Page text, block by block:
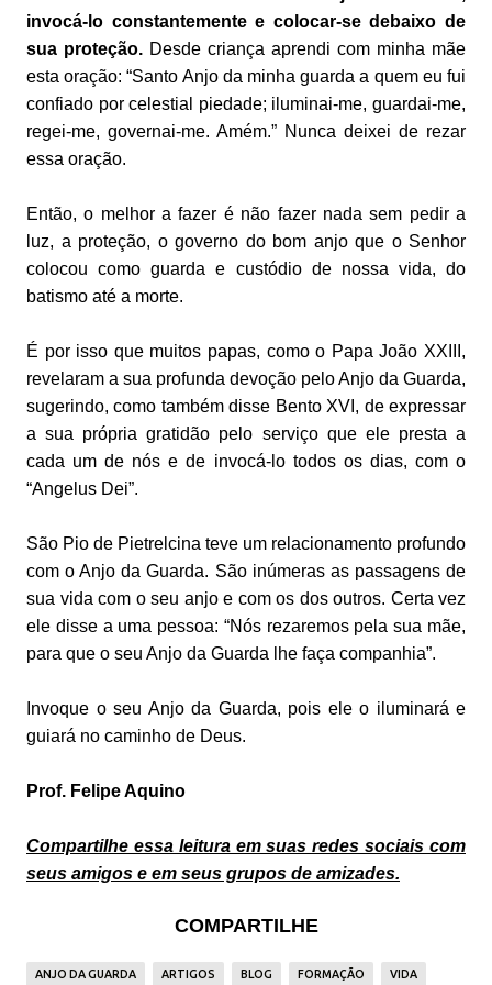
invocá-lo constantemente e colocar-se debaixo de
sua proteção. Desde criança aprendi com minha mãe
esta oração: “Santo Anjo da minha guarda a quem eu fui
confiado por celestial piedade; iluminai-me, guardai-me,
regei-me, governai-me. Amém.” Nunca deixei de rezar
essa oração.
Então, o melhor a fazer é não fazer nada sem pedir a
luz, a proteção, o governo do bom anjo que o Senhor
colocou como guarda e custódio de nossa vida, do
batismo até a morte.
É por isso que muitos papas, como o Papa João XXIII,
revelaram a sua profunda devoção pelo Anjo da Guarda,
sugerindo, como também disse Bento XVI, de expressar
a sua própria gratidão pelo serviço que ele presta a
cada um de nós e de invocá-lo todos os dias, com o
“Angelus Dei”.
São Pio de Pietrelcina teve um relacionamento profundo
com o Anjo da Guarda. São inúmeras as passagens de
sua vida com o seu anjo e com os dos outros. Certa vez
ele disse a uma pessoa: “Nós rezaremos pela sua mãe,
para que o seu Anjo da Guarda lhe faça companhia”.
Invoque o seu Anjo da Guarda, pois ele o iluminará e
guiará no caminho de Deus.
Prof. Felipe Aquino
Compartilhe essa leitura em suas redes sociais com
seus amigos e em seus grupos de amizades.
COMPARTILHE
ANJO DA GUARDA ARTIGOS BLOG FORMAÇÃO VIDA